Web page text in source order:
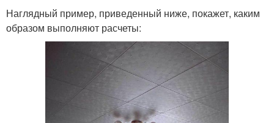
Наглядный пример, приведенный ниже, покажет, каким
образом выполняют расчеты: